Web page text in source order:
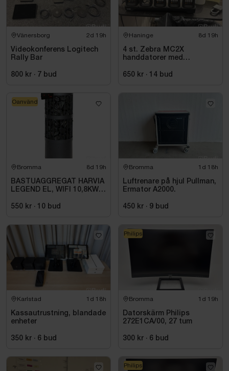
Vänersborg 2d 19h
Videokonferens Logitech
Rally Bar
800 kr · 7 bud
Haninge 8d 19h
4 st. Zebra MC2X
handdatorer med
650 kr · 14 bud
Bromma 8d 19h
BASTUAGGREGAT HARVIA
LEGEND EL, WIFI 10,8KW
550 kr · 10 bud
Oanvänd
Bromma 1d 18h
Luftrenare på hjul Pullman,
Ermator A2000.
450 kr · 9 bud
Karlstad 1d 18h
Kassautrustning, blandade
enheter
350 kr · 6 bud
Bromma 1d 19h
Datorskärm Philips
272E1CA/00, 27 tum
300 kr · 6 bud
Philips
Philips